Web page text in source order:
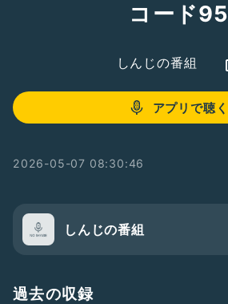
コード95
しんじの番組
アプリで聴く
2026-05-07 08:30:46
しんじの番組
過去の収録